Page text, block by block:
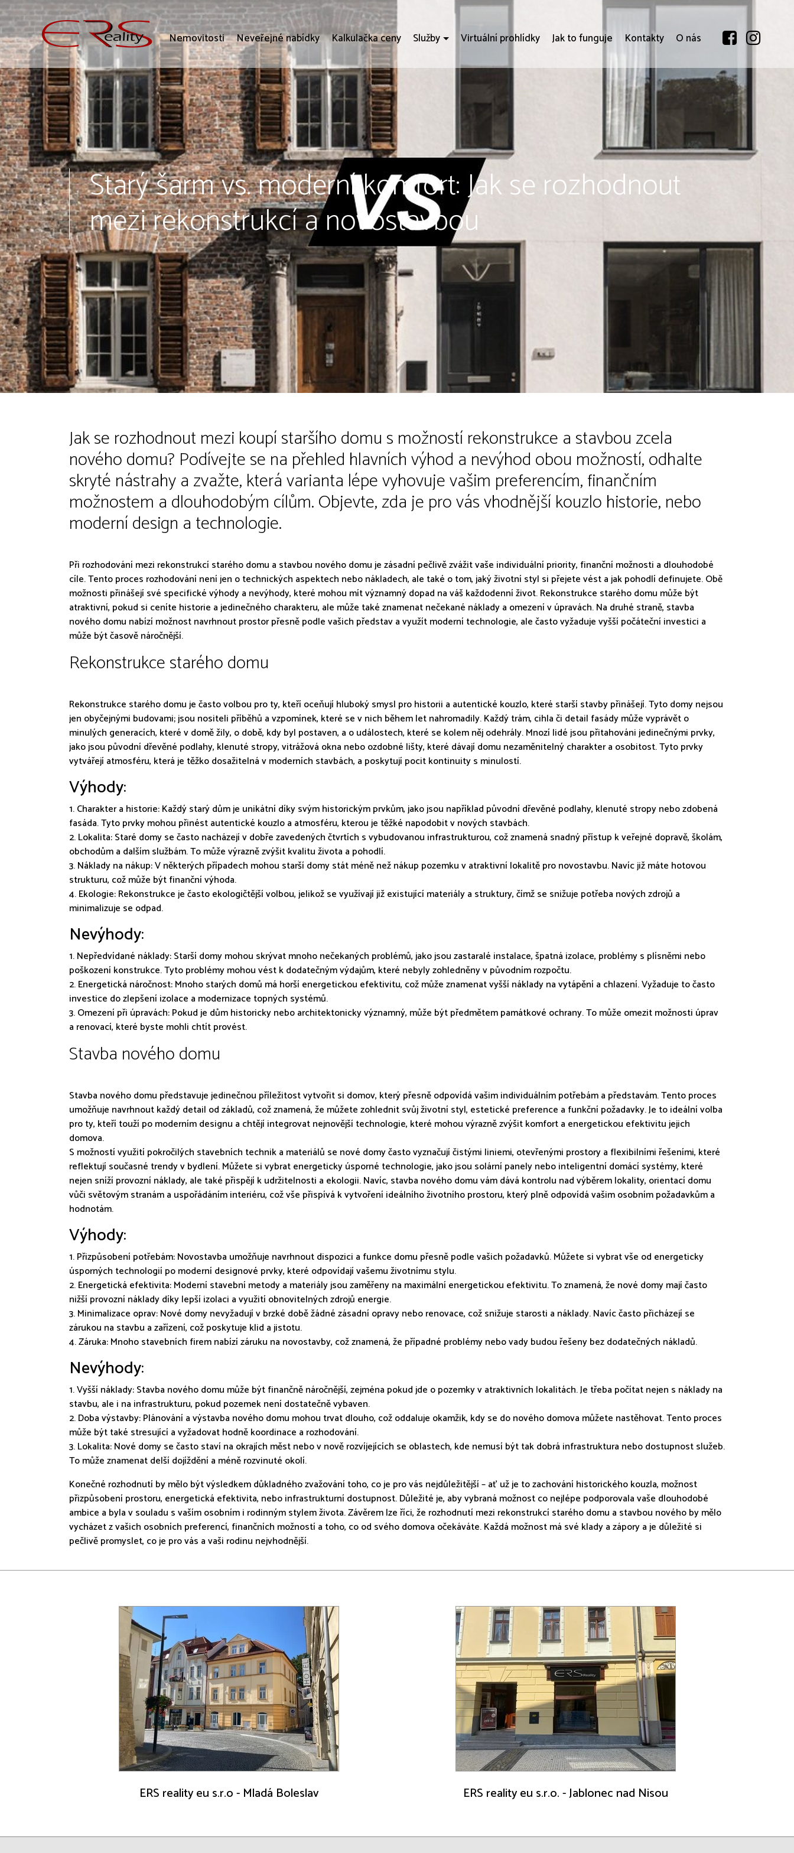
Nemovitosti Neveřejné nabídky Kalkulačka ceny Služby Virtuální prohlídky Jak to funguje Kontakty O nás
Starý šarm vs. moderní komfort: Jak se rozhodnout
mezi rekonstrukcí a novostavbou
Jak se rozhodnout mezi koupí staršího domu s možností rekonstrukce a stavbou zcela
nového domu? Podívejte se na přehled hlavních výhod a nevýhod obou možností, odhalte
skryté nástrahy a zvažte, která varianta lépe vyhovuje vašim preferencím, finančním
možnostem a dlouhodobým cílům. Objevte, zda je pro vás vhodnější kouzlo historie, nebo
moderní design a technologie.
Při rozhodování mezi rekonstrukcí starého domu a stavbou nového domu je zásadní pečlivě zvážit vaše individuální priority, finanční možnosti a dlouhodobé
cíle. Tento proces rozhodování není jen o technických aspektech nebo nákladech, ale také o tom, jaký životní styl si přejete vést a jak pohodlí definujete. Obě
možnosti přinášejí své specifické výhody a nevýhody, které mohou mít významný dopad na váš každodenní život. Rekonstrukce starého domu může být
atraktivní, pokud si ceníte historie a jedinečného charakteru, ale může také znamenat nečekané náklady a omezení v úpravách. Na druhé straně, stavba
nového domu nabízí možnost navrhnout prostor přesně podle vašich představ a využít moderní technologie, ale často vyžaduje vyšší počáteční investici a
může být časově náročnější.
Rekonstrukce starého domu
Rekonstrukce starého domu je často volbou pro ty, kteří oceňují hluboký smysl pro historii a autentické kouzlo, které starší stavby přinášejí. Tyto domy nejsou
jen obyčejnými budovami; jsou nositeli příběhů a vzpomínek, které se v nich během let nahromadily. Každý trám, cihla či detail fasády může vyprávět o
minulých generacích, které v domě žily, o době, kdy byl postaven, a o událostech, které se kolem něj odehrály. Mnozí lidé jsou přitahováni jedinečnými prvky,
jako jsou původní dřevěné podlahy, klenuté stropy, vitrážová okna nebo ozdobné lišty, které dávají domu nezaměnitelný charakter a osobitost. Tyto prvky
vytvářejí atmosféru, která je těžko dosažitelná v moderních stavbách, a poskytují pocit kontinuity s minulostí.
Výhody:
1. Charakter a historie: Každý starý dům je unikátní díky svým historickým prvkům, jako jsou například původní dřevěné podlahy, klenuté stropy nebo zdobená
fasáda. Tyto prvky mohou přinést autentické kouzlo a atmosféru, kterou je těžké napodobit v nových stavbách.
2. Lokalita: Staré domy se často nacházejí v dobře zavedených čtvrtích s vybudovanou infrastrukturou, což znamená snadný přístup k veřejné dopravě, školám,
obchodům a dalším službám. To může výrazně zvýšit kvalitu života a pohodlí.
3. Náklady na nákup: V některých případech mohou starší domy stát méně než nákup pozemku v atraktivní lokalitě pro novostavbu. Navíc již máte hotovou
strukturu, což může být finanční výhoda.
4. Ekologie: Rekonstrukce je často ekologičtější volbou, jelikož se využívají již existující materiály a struktury, čímž se snižuje potřeba nových zdrojů a
minimalizuje se odpad.
Nevýhody:
1. Nepředvídané náklady: Starší domy mohou skrývat mnoho nečekaných problémů, jako jsou zastaralé instalace, špatná izolace, problémy s plísněmi nebo
poškození konstrukce. Tyto problémy mohou vést k dodatečným výdajům, které nebyly zohledněny v původním rozpočtu.
2. Energetická náročnost: Mnoho starých domů má horší energetickou efektivitu, což může znamenat vyšší náklady na vytápění a chlazení. Vyžaduje to často
investice do zlepšení izolace a modernizace topných systémů.
3. Omezení při úpravách: Pokud je dům historicky nebo architektonicky významný, může být předmětem památkové ochrany. To může omezit možnosti úprav
a renovací, které byste mohli chtít provést.
Stavba nového domu
Stavba nového domu představuje jedinečnou příležitost vytvořit si domov, který přesně odpovídá vašim individuálním potřebám a představám. Tento proces
umožňuje navrhnout každý detail od základů, což znamená, že můžete zohlednit svůj životní styl, estetické preference a funkční požadavky. Je to ideální volba
pro ty, kteří touží po moderním designu a chtějí integrovat nejnovější technologie, které mohou výrazně zvýšit komfort a energetickou efektivitu jejich
domova.
S možností využití pokročilých stavebních technik a materiálů se nové domy často vyznačují čistými liniemi, otevřenými prostory a flexibilními řešeními, které
reflektují současné trendy v bydlení. Můžete si vybrat energeticky úsporné technologie, jako jsou solární panely nebo inteligentní domácí systémy, které
nejen sníží provozní náklady, ale také přispějí k udržitelnosti a ekologii. Navíc, stavba nového domu vám dává kontrolu nad výběrem lokality, orientací domu
vůči světovým stranám a uspořádáním interiéru, což vše přispívá k vytvoření ideálního životního prostoru, který plně odpovídá vašim osobním požadavkům a
hodnotám.
Výhody:
1. Přizpůsobení potřebám: Novostavba umožňuje navrhnout dispozici a funkce domu přesně podle vašich požadavků. Můžete si vybrat vše od energeticky
úsporných technologií po moderní designové prvky, které odpovídají vašemu životnímu stylu.
2. Energetická efektivita: Moderní stavební metody a materiály jsou zaměřeny na maximální energetickou efektivitu. To znamená, že nové domy mají často
nižší provozní náklady díky lepší izolaci a využití obnovitelných zdrojů energie.
3. Minimalizace oprav: Nové domy nevyžadují v brzké době žádné zásadní opravy nebo renovace, což snižuje starosti a náklady. Navíc často přicházejí se
zárukou na stavbu a zařízení, což poskytuje klid a jistotu.
4. Záruka: Mnoho stavebních firem nabízí záruku na novostavby, což znamená, že případné problémy nebo vady budou řešeny bez dodatečných nákladů.
Nevýhody:
1. Vyšší náklady: Stavba nového domu může být finančně náročnější, zejména pokud jde o pozemky v atraktivních lokalitách. Je třeba počítat nejen s náklady na
stavbu, ale i na infrastrukturu, pokud pozemek není dostatečně vybaven.
2. Doba výstavby: Plánování a výstavba nového domu mohou trvat dlouho, což oddaluje okamžik, kdy se do nového domova můžete nastěhovat. Tento proces
může být také stresující a vyžadovat hodně koordinace a rozhodování.
3. Lokalita: Nové domy se často staví na okrajích měst nebo v nově rozvíjejících se oblastech, kde nemusí být tak dobrá infrastruktura nebo dostupnost služeb.
To může znamenat delší dojíždění a méně rozvinuté okolí.
Konečné rozhodnutí by mělo být výsledkem důkladného zvažování toho, co je pro vás nejdůležitější – ať už je to zachování historického kouzla, možnost
přizpůsobení prostoru, energetická efektivita, nebo infrastrukturní dostupnost. Důležité je, aby vybraná možnost co nejlépe podporovala vaše dlouhodobé
ambice a byla v souladu s vaším osobním i rodinným stylem života. Závěrem lze říci, že rozhodnutí mezi rekonstrukcí starého domu a stavbou nového by mělo
vycházet z vašich osobních preferencí, finančních možností a toho, co od svého domova očekáváte. Každá možnost má své klady a zápory a je důležité si
pečlivě promyslet, co je pro vás a vaši rodinu nejvhodnější.
ERS reality eu s.r.o - Mladá Boleslav ERS reality eu s.r.o. - Jablonec nad Nisou